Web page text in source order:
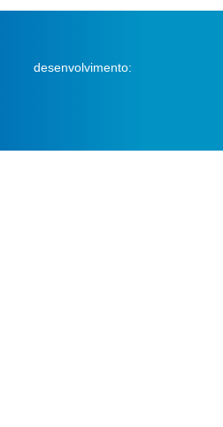
desenvolvimento: